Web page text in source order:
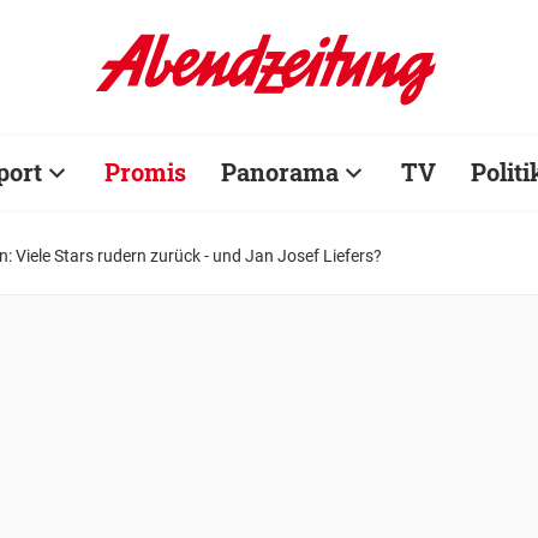
Promis Panorama TV
Viele Stars rudern zurück - und Jan Josef Liefers?